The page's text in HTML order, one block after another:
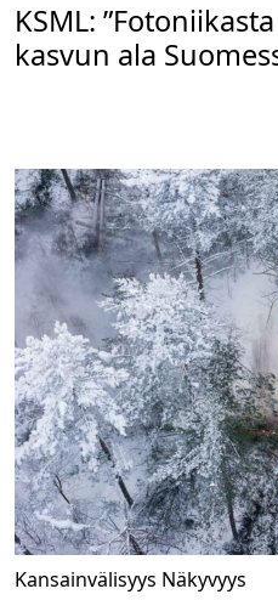
KSML:
kasvun ala
Kansainvälisyys Näkyvyys